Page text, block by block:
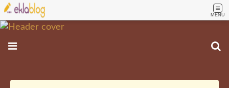
MENU